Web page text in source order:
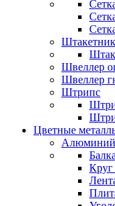
Штакетник
Швеллер
Швеллер
Штрипс
Цветные
Алюминий